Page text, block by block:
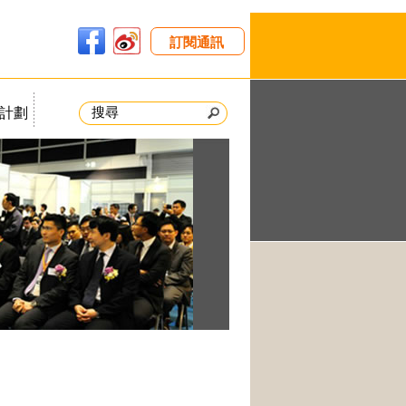
訂閱通訊
劃